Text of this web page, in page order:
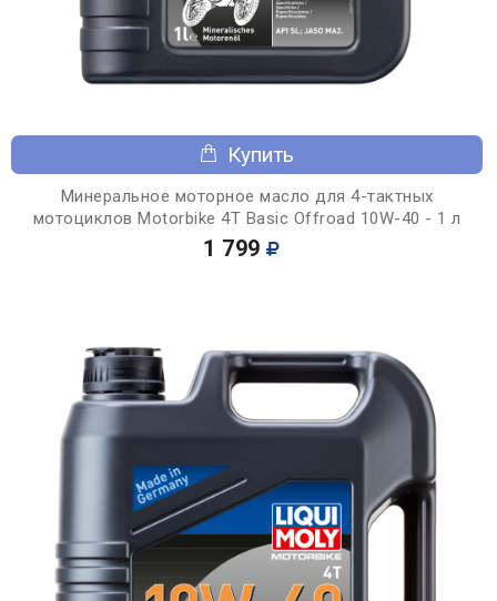
Купить
Минеральное моторное масло для 4-тактных
мотоциклов Motorbike 4T Basic Offroad 10W-40 - 1 л
1 799